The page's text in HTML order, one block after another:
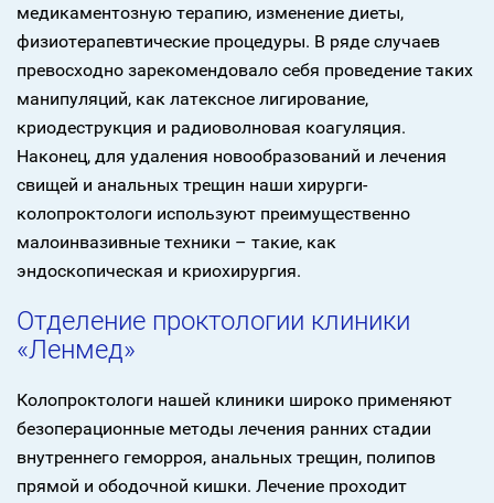
медикаментозную терапию, изменение диеты,
физиотерапевтические процедуры. В ряде случаев
превосходно зарекомендовало себя проведение таких
манипуляций, как латексное лигирование,
криодеструкция и радиоволновая коагуляция.
Наконец, для удаления новообразований и лечения
свищей и анальных трещин наши хирурги-
колопроктологи используют преимущественно
малоинвазивные техники – такие, как
эндоскопическая и криохирургия.
Отделение проктологии клиники
«Ленмед»
Колопроктологи нашей клиники широко применяют
безоперационные методы лечения ранних стадии
внутреннего геморроя, анальных трещин, полипов
прямой и ободочной кишки. Лечение проходит